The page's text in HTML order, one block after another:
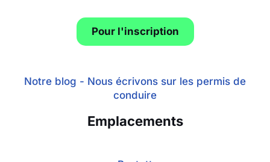
Pour l'inscription
Notre blog - Nous écrivons sur les permis de
conduire
Emplacements